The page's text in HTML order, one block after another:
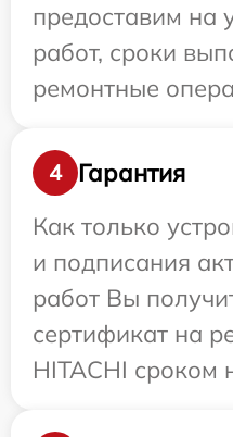
предоставим на
работ, сроки
ремонтные
4
Гарантия
Как только
и подписания
работ Вы
сертификат на
HITACHI сроком